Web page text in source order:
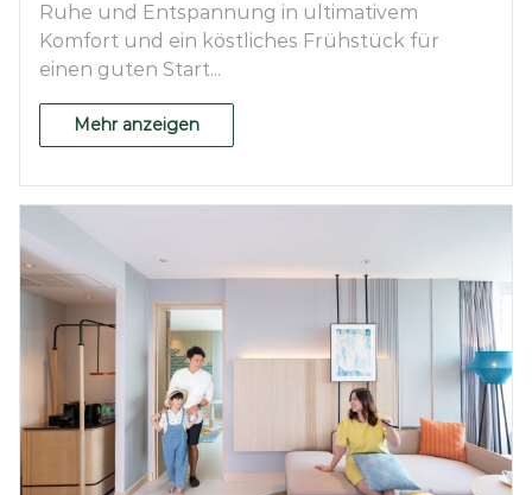
Ruhe und Entspannung in ultimativem
Komfort und ein köstliches Frühstück für
einen guten Start...
Mehr anzeigen